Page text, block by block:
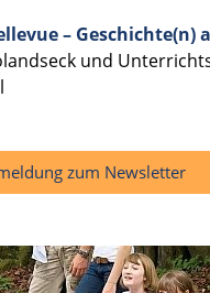
– Geschichte(n)
und
zum Newsletter